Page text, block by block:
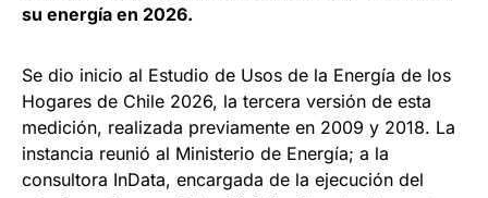
su energía en 2026.
Se dio inicio al Estudio de Usos de la Energía de los
Hogares de Chile 2026, la tercera versión de esta
medición, realizada previamente en 2009 y 2018. La
instancia reunió al Ministerio de Energía; a la
consultora InData, encargada de la ejecución del